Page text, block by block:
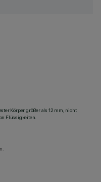
Körper größer als 12 mm, nicht
Flüssigkeiten.